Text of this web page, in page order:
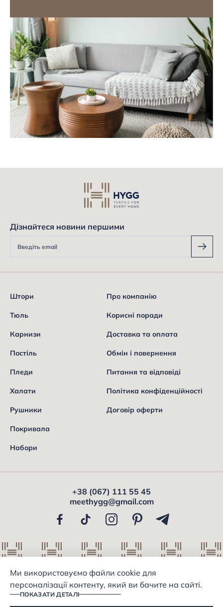
Дізнайтеся новини першими
Штори
Тюль
Карнизи
Постіль
Пледи
Халати
Рушники
Покривала
Набори
Про компанію
Корисні поради
Доставка та оплата
Обмін і повернення
Питання та відповіді
Політика конфіденційності
Договір оферти
+38 (067) 111 55 45
meethygg@gmail.com
© 2026 HYGG. Всі права захищені.
BRAINLAB
Ми використовуємо файли cookie для
персоналізації контенту, який ви бачите на сайті.
ПОКАЗАТИ ДЕТАЛІ